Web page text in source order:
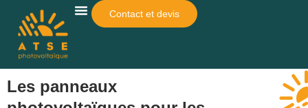
Contact et devis
Les panneaux